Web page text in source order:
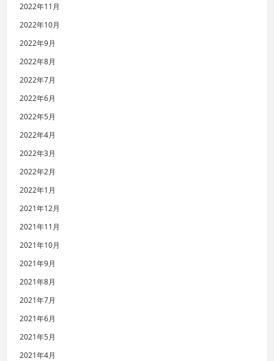
2022年11月
2022年10月
2022年9月
2022年8月
2022年7月
2022年6月
2022年5月
2022年4月
2022年3月
2022年2月
2022年1月
2021年12月
2021年11月
2021年10月
2021年9月
2021年8月
2021年7月
2021年6月
2021年5月
2021年4月